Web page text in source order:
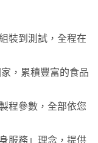
裝到測試，全程在
，累積豐富的食品
程參數，全部依您
服務」理念，提供